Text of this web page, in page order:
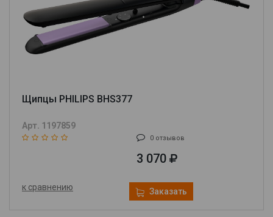
Щипцы PHILIPS BHS377
Арт. 1197859
0 отзывов
3 070
к сравнению Заказать